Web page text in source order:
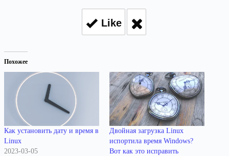
Like
Похожее
Как установить дату и время в
Linux
2023-03-05
Двойная загрузка Linux
испортила время Windows?
Вот как это исправить